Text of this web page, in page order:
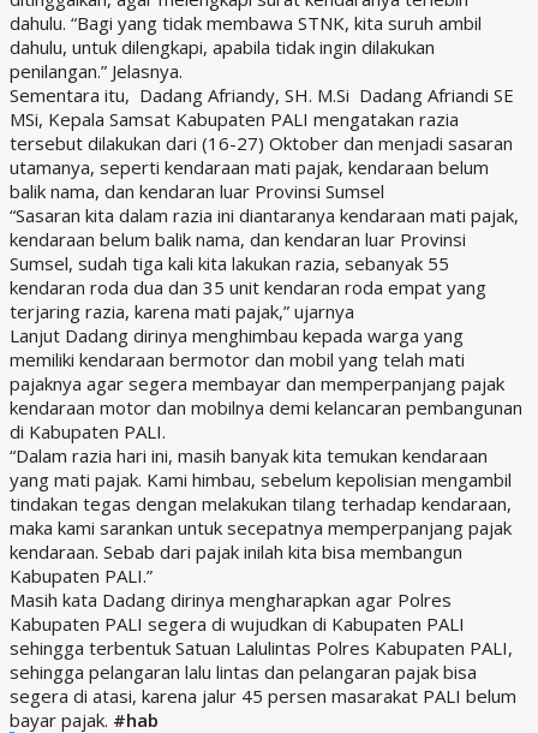
dahulu. “Bagi yang tidak membawa STNK, kita suruh ambil
dahulu, untuk dilengkapi, apabila tidak ingin dilakukan
penilangan.” Jelasnya.
Sementara itu, Dadang Afriandy, SH. M.Si Dadang Afriandi SE
MSi, Kepala Samsat Kabupaten PALI mengatakan razia
tersebut dilakukan dari (16-27) Oktober dan menjadi sasaran
utamanya, seperti kendaraan mati pajak, kendaraan belum
balik nama, dan kendaran luar Provinsi Sumsel
“Sasaran kita dalam razia ini diantaranya kendaraan mati pajak,
kendaraan belum balik nama, dan kendaran luar Provinsi
Sumsel, sudah tiga kali kita lakukan razia, sebanyak 55
kendaran roda dua dan 35 unit kendaran roda empat yang
terjaring razia, karena mati pajak,” ujarnya
Lanjut Dadang dirinya menghimbau kepada warga yang
memiliki kendaraan bermotor dan mobil yang telah mati
pajaknya agar segera membayar dan memperpanjang pajak
kendaraan motor dan mobilnya demi kelancaran pembangunan
di Kabupaten PALI.
“Dalam razia hari ini, masih banyak kita temukan kendaraan
yang mati pajak. Kami himbau, sebelum kepolisian mengambil
tindakan tegas dengan melakukan tilang terhadap kendaraan,
maka kami sarankan untuk secepatnya memperpanjang pajak
kendaraan. Sebab dari pajak inilah kita bisa membangun
Kabupaten PALI.”
Masih kata Dadang dirinya mengharapkan agar Polres
Kabupaten PALI segera di wujudkan di Kabupaten PALI
sehingga terbentuk Satuan Lalulintas Polres Kabupaten PALI,
sehingga pelangaran lalu lintas dan pelangaran pajak bisa
segera di atasi, karena jalur 45 persen masarakat PALI belum
bayar pajak. #hab